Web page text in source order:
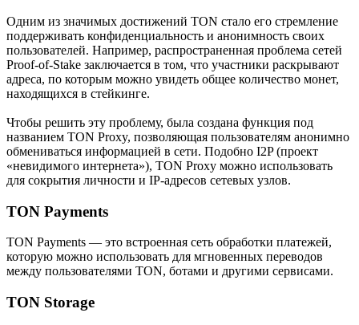
Одним из значимых достижений TON стало его стремление
поддерживать конфиденциальность и анонимность своих
пользователей. Например, распространенная проблема сетей
Proof-of-Stake заключается в том, что участники раскрывают
адреса, по которым можно увидеть общее количество монет,
находящихся в стейкинге.
Чтобы решить эту проблему, была создана функция под
названием TON Proxy, позволяющая пользователям анонимно
обмениваться информацией в сети. Подобно I2P (проект
«невидимого интернета»), TON Proxy можно использовать
для сокрытия личности и IP-адресов сетевых узлов.
TON Payments
TON Payments — это встроенная сеть обработки платежей,
которую можно использовать для мгновенных переводов
между пользователями TON, ботами и другими сервисами.
TON Storage